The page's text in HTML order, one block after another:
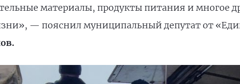
материалы, продукты питания и многое
— пояснил муниципальный депутат от